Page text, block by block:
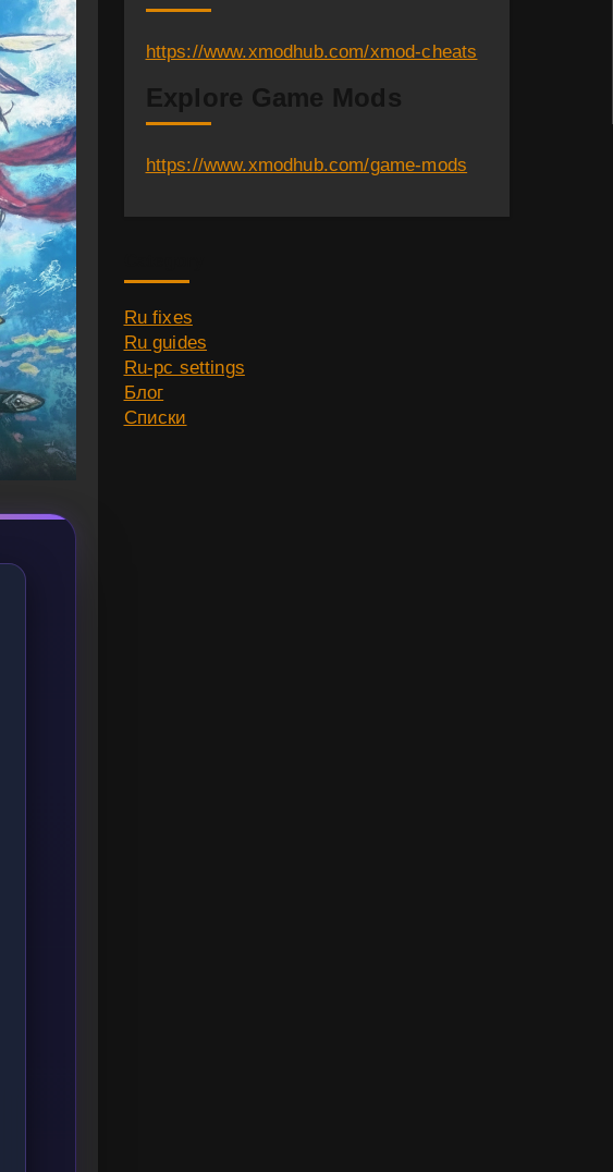
https://www.xmodhub.com/xmod-cheats
Explore Game Mods
https://www.xmodhub.com/game-mods
Ru fixes
Ru guides
Ru-pc settings
Блог
Списки